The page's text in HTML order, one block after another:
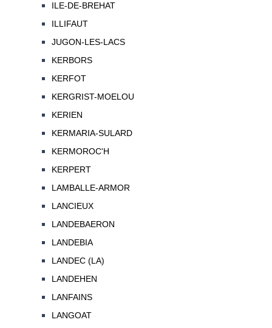
ILE-DE-BREHAT
ILLIFAUT
JUGON-LES-LACS
KERBORS
KERFOT
KERGRIST-MOELOU
KERIEN
KERMARIA-SULARD
KERMOROC'H
KERPERT
LAMBALLE-ARMOR
LANCIEUX
LANDEBAERON
LANDEBIA
LANDEC (LA)
LANDEHEN
LANFAINS
LANGOAT